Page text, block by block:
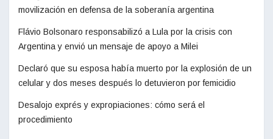
movilización en defensa de la soberanía argentina
Flávio Bolsonaro responsabilizó a Lula por la crisis con
Argentina y envió un mensaje de apoyo a Milei
Declaró que su esposa había muerto por la explosión de un
celular y dos meses después lo detuvieron por femicidio
Desalojo exprés y expropiaciones: cómo será el
procedimiento